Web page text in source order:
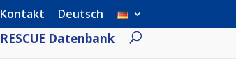
Kontakt Deutsch
RESCUE Datenbank